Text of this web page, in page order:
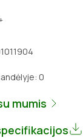
KARŪNOS,
0
mumis